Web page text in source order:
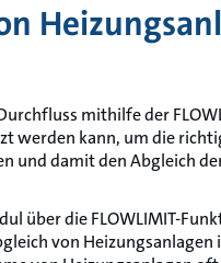
mithilfe der
werden kann, um die
und damit den Abgleich
über die FLOWLIMIT-
von Heizungsanlagen